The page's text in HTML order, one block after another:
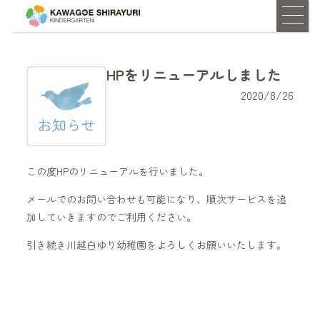
HPをリニューアルしました
2020/8/26
この度HPのリニューアルを行いました。
メールでのお問い合わせも可能になり、順次サービスを追
加していきますのでご利用ください。
引き続き川越白ゆり幼稚園をよろしくお願いいたします。